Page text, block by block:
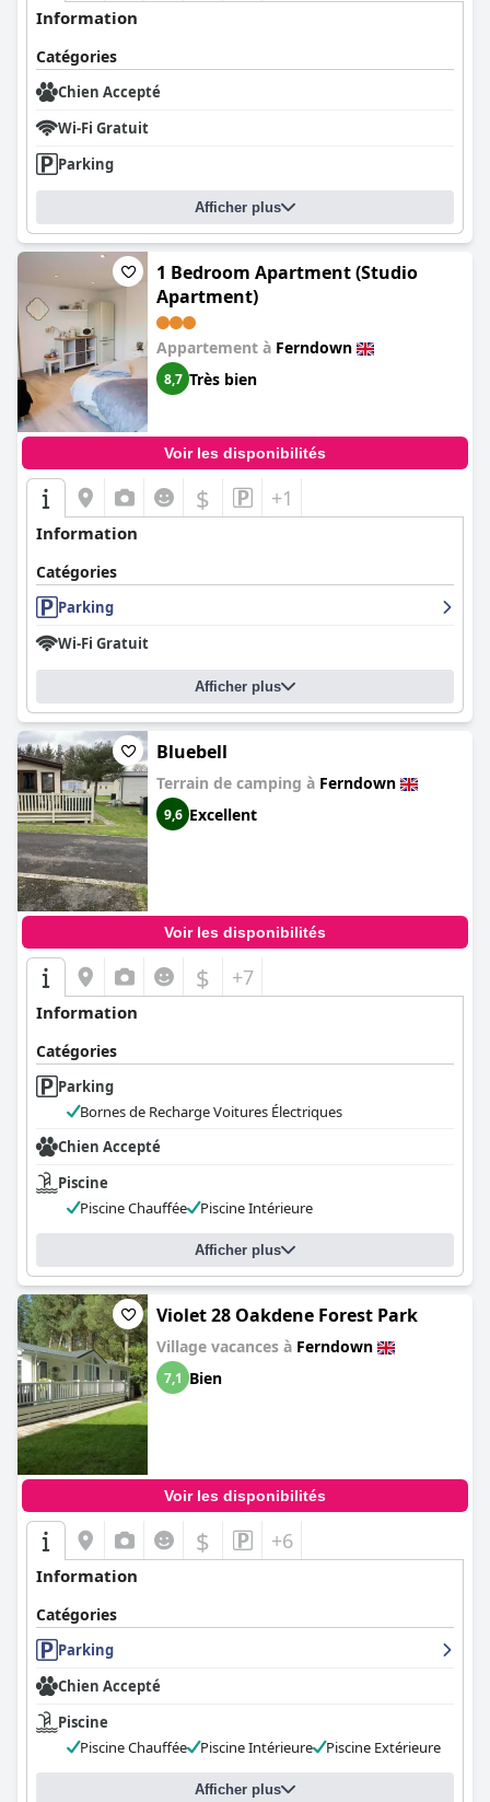
Information
Catégories
Chien Accepté
Wi-Fi Gratuit
Parking
Afficher plus
1 Bedroom Apartment (Studio
Apartment)
Appartement à Ferndown
8,7 Très bien
Voir les disponibilités
$ +1
Information
Catégories
Parking
Wi-Fi Gratuit
Afficher plus
Bluebell
Terrain de camping à Ferndown
9,6 Excellent
Voir les disponibilités
$ +7
Information
Catégories
Parking
Bornes de Recharge Voitures Électriques
Chien Accepté
Piscine
Piscine Chauffée
Piscine Intérieure
Afficher plus
Violet 28 Oakdene Forest Park
Village vacances à Ferndown
7,1 Bien
Voir les disponibilités
$ +6
Information
Catégories
Parking
Chien Accepté
Piscine
Piscine Chauffée
Piscine Intérieure Piscine Extérieure
Afficher plus